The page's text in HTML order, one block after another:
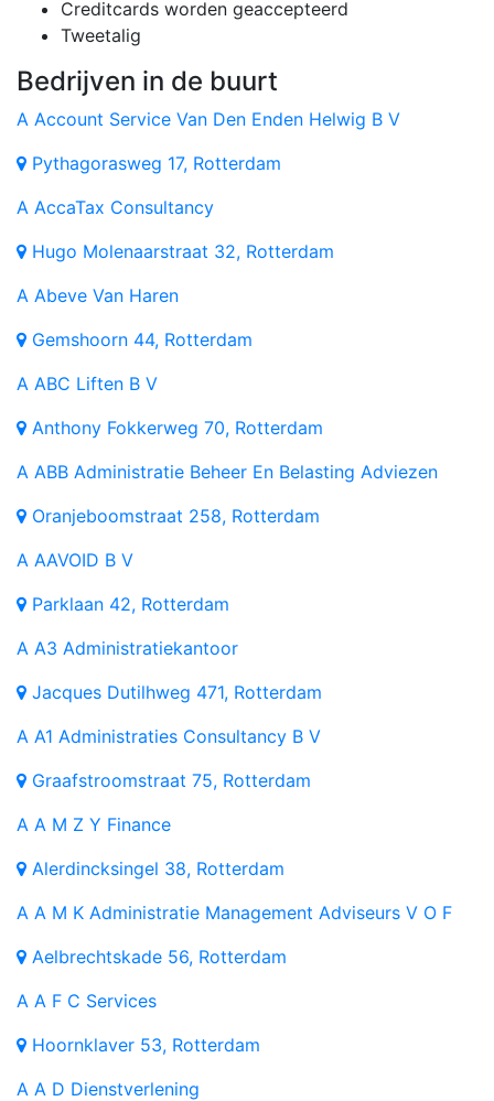
Creditcards worden geaccepteerd
Tweetalig
Bedrijven in de buurt
A Account Service Van Den Enden Helwig B V
Pythagorasweg 17, Rotterdam
A AccaTax Consultancy
Hugo Molenaarstraat 32, Rotterdam
A Abeve Van Haren
Gemshoorn 44, Rotterdam
A ABC Liften B V
Anthony Fokkerweg 70, Rotterdam
A ABB Administratie Beheer En Belasting Adviezen
Oranjeboomstraat 258, Rotterdam
A AAVOID B V
Parklaan 42, Rotterdam
A A3 Administratiekantoor
Jacques Dutilhweg 471, Rotterdam
A A1 Administraties Consultancy B V
Graafstroomstraat 75, Rotterdam
A A M Z Y Finance
Alerdincksingel 38, Rotterdam
A A M K Administratie Management Adviseurs V O F
Aelbrechtskade 56, Rotterdam
A A F C Services
Hoornklaver 53, Rotterdam
A A D Dienstverlening